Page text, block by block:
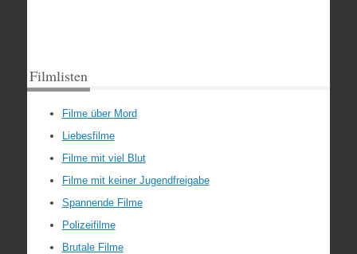
Filmlisten
Filme über Mord
Liebesfilme
Filme mit viel Blut
Filme mit keiner Jugendfreigabe
Spannende Filme
Polizeifilme
Brutale Filme